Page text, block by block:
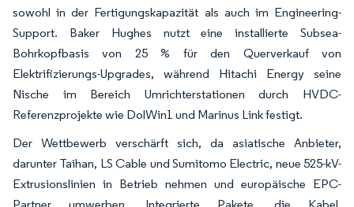
sowohl in der Fertigungskapazität als auch im Engineering-
Support. Baker Hughes nutzt eine installierte Subsea-
Bohrkopfbasis von 25 % für den Querverkauf von
Elektrifizierungs-Upgrades, während Hitachi Energy seine
Nische im Bereich Umrichterstationen durch HVDC-
Referenzprojekte wie DolWin1 und Marinus Link festigt.
Der Wettbewerb verschärft sich, da asiatische Anbieter,
darunter Taihan, LS Cable und Sumitomo Electric, neue 525-kV-
Extrusionslinien in Betrieb nehmen und europäische EPC-